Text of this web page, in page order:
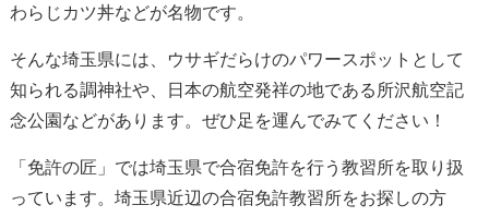
わらじカツ丼などが名物です。
そんな埼玉県には、ウサギだらけのパワースポットとして
知られる調神社や、日本の航空発祥の地である所沢航空記
念公園などがあります。ぜひ足を運んでみてください！
「免許の匠」では埼玉県で合宿免許を行う教習所を取り扱
っています。埼玉県近辺の合宿免許教習所をお探しの方